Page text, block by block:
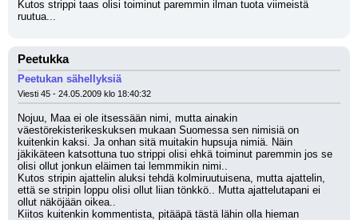
Kutos strippi taas olisi toiminut paremmin ilman tuota viimeistä
ruutua...
Peetukka
Peetukan sähellyksiä
Viesti 45 - 24.05.2009 klo 18:40:32
Nojuu, Maa ei ole itsessään nimi, mutta ainakin
väestörekisterikeskuksen mukaan Suomessa sen nimisiä on
kuitenkin kaksi. Ja onhan sitä muitakin hupsuja nimiä. Näin
jäkikäteen katsottuna tuo strippi olisi ehkä toiminut paremmin jos se
olisi ollut jonkun eläimen tai lemmmikin nimi..
Kutos stripin ajattelin aluksi tehdä kolmiruutuisena, mutta ajattelin,
että se stripin loppu olisi ollut liian tönkkö.. Mutta ajattelutapani ei
ollut näköjään oikea..
Kiitos kuitenkin kommentista, pitääpä tästä lähin olla hieman